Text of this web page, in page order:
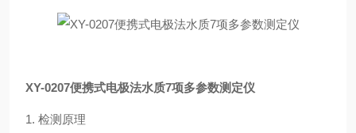
XY-0207便携式电极法水质7项多参数测定仪
1. 检测原理